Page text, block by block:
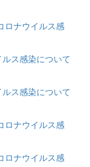
ロナウイルス感
ス感染について
ス感染について
ロナウイルス感
ロナウイルス感